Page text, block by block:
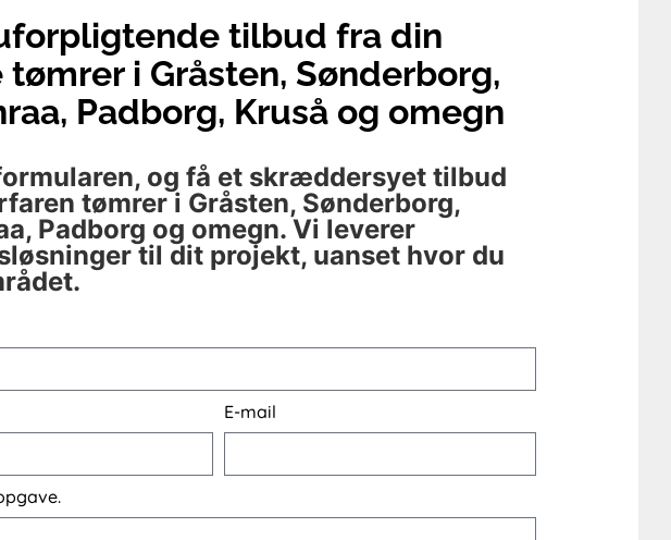
tilbud fra din
tømrer i Gråsten, Sønderborg,
Padborg, Kruså og omegn
og få et skræddersyet tilbud
tømrer i Gråsten, Sønderborg,
Padborg og omegn. Vi leverer
til dit projekt, uanset hvor du
E-mail